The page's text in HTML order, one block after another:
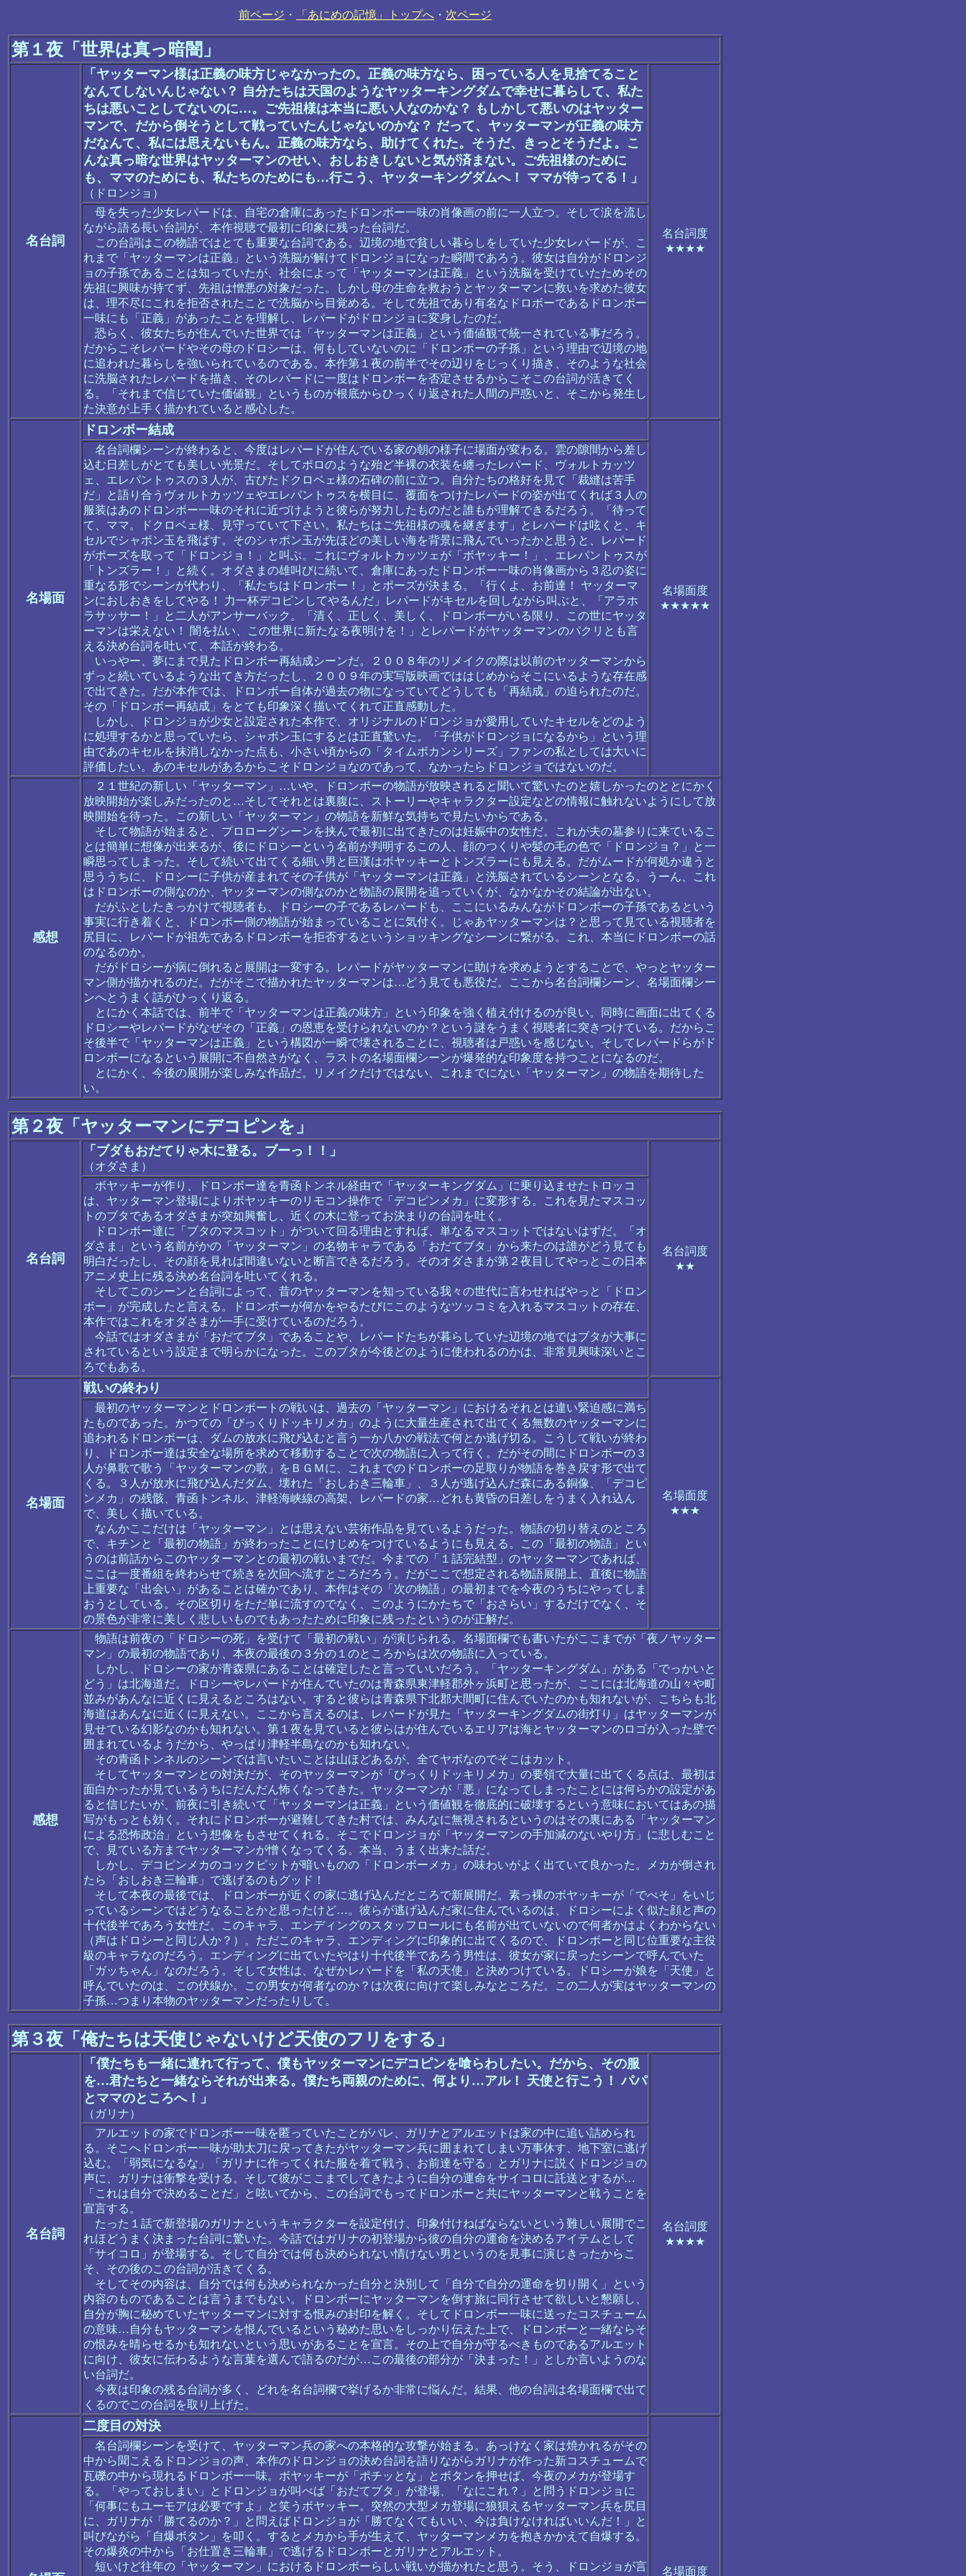
前ページ ・ 「あにめの記憶」トップへ ・ 次ページ
第１夜「世界は真っ暗闇」
名台詞
「ヤッターマン様は正義の味方じゃなかったの。正義の味方なら、困っている人を見捨てること
なんてしないんじゃない？ 自分たちは天国のようなヤッターキングダムで幸せに暮らして、私た
ちは悪いことしてないのに…。ご先祖様は本当に悪い人なのかな？ もしかして悪いのはヤッター
マンで、だから倒そうとして戦っていたんじゃないのかな？ だって、ヤッターマンが正義の味方
だなんて、私には思えないもん。正義の味方なら、助けてくれた。そうだ、きっとそうだよ。こ
んな真っ暗な世界はヤッターマンのせい、おしおきしないと気が済まない。ご先祖様のために
も、ママのためにも、私たちのためにも…行こう、ヤッターキングダムへ！ ママが待ってる！」
（ドロンジョ）
名台詞度
★★★★
母を失った少女レパードは、自宅の倉庫にあったドロンボー一味の肖像画の前に一人立つ。そして涙を流し
ながら語る長い台詞が、本作視聴で最初に印象に残った台詞だ。
この台詞はこの物語ではとても重要な台詞である。辺境の地で貧しい暮らしをしていた少女レパードが、こ
れまで「ヤッターマンは正義」という洗脳が解けてドロンジョになった瞬間であろう。彼女は自分がドロンジ
ョの子孫であることは知っていたが、社会によって「ヤッターマンは正義」という洗脳を受けていたためその
先祖に興味が持てず、先祖は憎悪の対象だった。しかし母の生命を救おうとヤッターマンに救いを求めた彼女
は、理不尽にこれを拒否されたことで洗脳から目覚める。そして先祖であり有名なドロボーであるドロンボー
一味にも「正義」があったことを理解し、レパードがドロンジョに変身したのだ。
恐らく、彼女たちが住んでいた世界では「ヤッターマンは正義」という価値観で統一されている事だろう。
だからこそレパードやその母のドロシーは、何もしていないのに「ドロンボーの子孫」という理由で辺境の地
に追われた暮らしを強いられているのである。本作第１夜の前半でその辺りをじっくり描き、そのような社会
に洗脳されたレパードを描き、そのレパードに一度はドロンボーを否定させるからこそこの台詞が活きてく
る。「それまで信じていた価値観」というものが根底からひっくり返された人間の戸惑いと、そこから発生し
た決意が上手く描かれていると感心した。
名場面
ドロンボー結成
名場面度
★★★★★
名台詞欄シーンが終わると、今度はレパードが住んでいる家の朝の様子に場面が変わる。雲の隙間から差し
込む日差しがとても美しい光景だ。そしてポロのような殆ど半裸の衣装を纏ったレパード、ヴォルトカッツ
ェ、エレパントゥスの３人が、古びたドクロベェ様の石碑の前に立つ。自分たちの格好を見て「裁縫は苦手
だ」と語り合うヴォルトカッツェやエレパントゥスを横目に、覆面をつけたレパードの姿が出てくれば３人の
服装はあのドロンボー一味のそれに近づけようと彼らが努力したものだと誰もが理解できるだろう。「待って
て、ママ。ドクロベェ様、見守っていて下さい。私たちはご先祖様の魂を継ぎます」とレパードは呟くと、キ
セルでシャボン玉を飛ばす。そのシャボン玉が先ほどの美しい海を背景に飛んでいったかと思うと、レパード
がポーズを取って「ドロンジョ！」と叫ぶ。これにヴォルトカッツェが「ボヤッキー！」、エレパントゥスが
「トンズラー！」と続く。オダさまの雄叫びに続いて、倉庫にあったドロンボー一味の肖像画から３忍の姿に
重なる形でシーンが代わり、「私たちはドロンボー！」とポーズが決まる。「行くよ、お前達！ ヤッターマ
ンにおしおきをしてやる！ 力一杯デコピンしてやるんだ」レパードがキセルを回しながら叫ぶと、「アラホ
ラサッサー！」と二人がアンサーバック。「清く、正しく、美しく、ドロンボーがいる限り、この世にヤッタ
ーマンは栄えない！ 闇を払い、この世界に新たなる夜明けを！」とレパードがヤッターマンのパクリとも言
える決め台詞を吐いて、本話が終わる。
いっやー、夢にまで見たドロンボー再結成シーンだ。２００８年のリメイクの際は以前のヤッターマンから
ずっと続いているような出てき方だったし、２００９年の実写版映画でははじめからそこにいるような存在感
で出てきた。だが本作では、ドロンボー自体が過去の物になっていてどうしても「再結成」の迫られたのだ。
その「ドロンボー再結成」をとても印象深く描いてくれて正直感動した。
しかし、ドロンジョが少女と設定された本作で、オリジナルのドロンジョが愛用していたキセルをどのよう
に処理するかと思っていたら、シャボン玉にするとは正直驚いた。「子供がドロンジョになるから」という理
由であのキセルを抹消しなかった点も、小さい頃からの「タイムボカンシリーズ」ファンの私としては大いに
評価したい。あのキセルがあるからこそドロンジョなのであって、なかったらドロンジョではないのだ。
感想
２１世紀の新しい「ヤッターマン」…いや、ドロンボーの物語が放映されると聞いて驚いたのと嬉しかったのととにかく
放映開始が楽しみだったのと…そしてそれとは裏腹に、ストーリーやキャラクター設定などの情報に触れないようにして放
映開始を待った。この新しい「ヤッターマン」の物語を新鮮な気持ちで見たいからである。
そして物語が始まると、プロローグシーンを挟んで最初に出てきたのは妊娠中の女性だ。これが夫の墓参りに来ているこ
とは簡単に想像が出来るが、後にドロシーという名前が判明するこの人、顔のつくりや髪の毛の色で「ドロンジョ？」と一
瞬思ってしまった。そして続いて出てくる細い男と巨漢はボヤッキーとトンズラーにも見える。だがムードが何処か違うと
思ううちに、ドロシーに子供が産まれてその子供が「ヤッターマンは正義」と洗脳されているシーンとなる。うーん、これ
はドロンボーの側なのか、ヤッターマンの側なのかと物語の展開を追っていくが、なかなかその結論が出ない。
だがふとしたきっかけで視聴者も、ドロシーの子であるレパードも、ここにいるみんながドロンボーの子孫であるという
事実に行き着くと、ドロンボー側の物語が始まっていることに気付く。じゃあヤッターマンは？と思って見ている視聴者を
尻目に、レパードが祖先であるドロンボーを拒否するというショッキングなシーンに繋がる。これ、本当にドロンボーの話
のなるのか。
だがドロシーが病に倒れると展開は一変する。レパードがヤッターマンに助けを求めようとすることで、やっとヤッター
マン側が描かれるのだ。だがそこで描かれたヤッターマンは…どう見ても悪役だ。ここから名台詞欄シーン、名場面欄シー
ンへとうまく話がひっくり返る。
とにかく本話では、前半で「ヤッターマンは正義の味方」という印象を強く植え付けるのが良い。同時に画面に出てくる
ドロシーやレパードがなぜその「正義」の恩恵を受けられないのか？という謎をうまく視聴者に突きつけている。だからこ
そ後半で「ヤッターマンは正義」という構図が一瞬で壊されることに、視聴者は戸惑いを感じない。そしてレパードらがド
ロンボーになるという展開に不自然さがなく、ラストの名場面欄シーンが爆発的な印象度を持つことになるのだ。
とにかく、今後の展開が楽しみな作品だ。リメイクだけではない、これまでにない「ヤッターマン」の物語を期待した
い。
第２夜「ヤッターマンにデコピンを」
名台詞
「ブダもおだてりゃ木に登る。ブーっ！！」
（オダさま）
名台詞度
★★
ボヤッキーが作り、ドロンボー達を青函トンネル経由で「ヤッターキングダム」に乗り込ませたトロッコ
は、ヤッターマン登場によりボヤッキーのリモコン操作で「デコピンメカ」に変形する。これを見たマスコッ
トのブタであるオダさまが突如興奮し、近くの木に登ってお決まりの台詞を吐く。
ドロンボー達に「ブタのマスコット」がついて回る理由とすれば、単なるマスコットではないはずだ。「オ
ダさま」という名前がかの「ヤッターマン」の名物キャラである「おだてブタ」から来たのは誰がどう見ても
明白だったし、その顔を見れば間違いないと断言できるだろう。そのオダさまが第２夜目してやっとこの日本
アニメ史上に残る決め名台詞を吐いてくれる。
そしてこのシーンと台詞によって、昔のヤッターマンを知っている我々の世代に言わせればやっと「ドロン
ボー」が完成したと言える。ドロンボーが何かをやるたびにこのようなツッコミを入れるマスコットの存在、
本作ではこれをオダさまが一手に受けているのだろう。
今話ではオダさまが「おだてブタ」であることや、レパードたちが暮らしていた辺境の地ではブタが大事に
されているという設定まで明らかになった。このブタが今後どのように使われるのかは、非常見興味深いとこ
ろでもある。
名場面
戦いの終わり
名場面度
★★★
最初のヤッターマンとドロンボートの戦いは、過去の「ヤッターマン」におけるそれとは違い緊迫感に満ち
たものであった。かつての「びっくりドッキリメカ」のように大量生産されて出てくる無数のヤッターマンに
追われるドロンボーは、ダムの放水に飛び込むと言う一か八かの戦法で何とか逃げ切る。こうして戦いが終わ
り、ドロンボー達は安全な場所を求めて移動することで次の物語に入って行く。だがその間にドロンボーの３
人が鼻歌で歌う「ヤッターマンの歌」をＢＧＭに、これまでのドロンボーの足取りが物語を巻き戻す形で出て
くる。３人が放水に飛び込んだダム、壊れた「おしおき三輪車」、３人が逃げ込んだ森にある銅像、「デコピ
ンメカ」の残骸、青函トンネル、津軽海峡線の高架、レパードの家…どれも黄昏の日差しをうまく入れ込ん
で、美しく描いている。
なんかここだけは「ヤッターマン」とは思えない芸術作品を見ているようだった。物語の切り替えのところ
で、キチンと「最初の物語」が終わったことにけじめをつけているようにも見える。この「最初の物語」とい
うのは前話からこのヤッターマンとの最初の戦いまでだ。今までの「１話完結型」のヤッターマンであれば、
ここは一度番組を終わらせて続きを次回へ流すところだろう。だがここで想定される物語展開上、直後に物語
上重要な「出会い」があることは確かであり、本作はその「次の物語」の最初までを今夜のうちにやってしま
おうとしている。その区切りをただ単に流すのでなく、このようにかたちで「おさらい」するだけでなく、そ
の景色が非常に美しく悲しいものでもあったために印象に残ったというのが正解だ。
感想
物語は前夜の「ドロシーの死」を受けて「最初の戦い」が演じられる。名場面欄でも書いたがここまでが「夜ノヤッター
マン」の最初の物語であり、本夜の最後の３分の１のところからは次の物語に入っている。
しかし、ドロシーの家が青森県にあることは確定したと言っていいだろう。「ヤッターキングダム」がある「でっかいと
どう」は北海道だ。ドロシーやレパードが住んでいたのは青森県東津軽郡外ヶ浜町と思ったが、ここには北海道の山々や町
並みがあんなに近くに見えるところはない。すると彼らは青森県下北郡大間町に住んでいたのかも知れないが、こちらも北
海道はあんなに近くに見えない。ここから言えるのは、レパードが見た「ヤッターキングダムの街灯り」はヤッターマンが
見せている幻影なのかも知れない。第１夜を見ていると彼らはが住んでいるエリアは海とヤッターマンのロゴが入った壁で
囲まれているようだから、やっぱり津軽半島なのかも知れない。
その青函トンネルのシーンでは言いたいことは山ほどあるが、全てヤボなのでそこはカット。
そしてヤッターマンとの対決だが、そのヤッターマンが「びっくりドッキリメカ」の要領で大量に出てくる点は、最初は
面白かったが見ているうちにだんだん怖くなってきた。ヤッターマンが「悪」になってしまったことには何らかの設定があ
ると信じたいが、前夜に引き続いて「ヤッターマンは正義」という価値観を徹底的に破壊するという意味においてはあの描
写がもっとも効く。それにドロンボーが避難してきた村では、みんなに無視されるというのはその裏にある「ヤッターマン
による恐怖政治」という想像をもさせてくれる。そこでドロンジョが「ヤッターマンの手加減のないやり方」に悲しむこと
で、見ている方までヤッターマンが憎くなってくる。本当、うまく出来た話だ。
しかし、デコピンメカのコックピットが暗いものの「ドロンボーメカ」の味わいがよく出ていて良かった。メカが倒され
たら「おしおき三輪車」で逃げるのもグッド！
そして本夜の最後では、ドロンボーが近くの家に逃げ込んだところで新展開だ。素っ裸のボヤッキーが「でべそ」をいじ
っているシーンではどうなることかと思ったけど…。彼らが逃げ込んだ家に住んでいるのは、ドロシーによく似た顔と声の
十代後半であろう女性だ。このキャラ、エンディングのスタッフロールにも名前が出ていないので何者かはよくわからない
（声はドロシーと同じ人か？）。ただこのキャラ、エンディングに印象的に出てくるので、ドロンボーと同じ位重要な主役
級のキャラなのだろう。エンディングに出ていたやはり十代後半であろう男性は、彼女が家に戻ったシーンで呼んでいた
「ガッちゃん」なのだろう。そして女性は、なぜかレパードを「私の天使」と決めつけている。ドロシーが娘を「天使」と
呼んでいたのは、この伏線か。この男女が何者なのか？は次夜に向けて楽しみなところだ。この二人が実はヤッターマンの
子孫…つまり本物のヤッターマンだったりして。
第３夜「俺たちは天使じゃないけど天使のフリをする」
名台詞
「僕たちも一緒に連れて行って、僕もヤッターマンにデコピンを喰らわしたい。だから、その服
を…君たちと一緒ならそれが出来る。僕たち両親のために、何より…アル！ 天使と行こう！ パパ
とママのところへ！」
（ガリナ）
名台詞度
★★★★
アルエットの家でドロンボー一味を匿っていたことがバレ、ガリナとアルエットは家の中に追い詰められ
る。そこへドロンボー一味が助太刀に戻ってきたがヤッターマン兵に囲まれてしまい万事休す、地下室に逃げ
込む。「弱気になるな」「ガリナに作ってくれた服を着て戦う、お前達を守る」とガリナに説くドロンジョの
声に、ガリナは衝撃を受ける。そして彼がここまでしてきたように自分の運命をサイコロに託送とするが…
「これは自分で決めることだ」と呟いてから、この台詞でもってドロンボーと共にヤッターマンと戦うことを
宣言する。
たった１話で新登場のガリナというキャラクターを設定付け、印象付けねばならないという難しい展開でこ
れほどうまく決まった台詞に驚いた。今話ではガリナの初登場から彼の自分の運命を決めるアイテムとして
「サイコロ」が登場する。そして自分では何も決められない情けない男というのを見事に演じきったからこ
そ、その後のこの台詞が活きてくる。
そしてその内容は、自分では何も決められなかった自分と決別して「自分で自分の運命を切り開く」という
内容のものであることは言うまでもない。ドロンボーにヤッターマンを倒す旅に同行させて欲しいと懇願し、
自分が胸に秘めていたヤッターマンに対する恨みの封印を解く。そしてドロンボー一味に送ったコスチューム
の意味…自分もヤッターマンを恨んでいるという秘めた思いをしっかり伝えた上で、ドロンボーと一緒ならそ
の恨みを晴らせるかも知れないという思いがあることを宣言。その上で自分が守るべきものであるアルエット
に向け、彼女に伝わるような言葉を選んで語るのだが…この最後の部分が「決まった！」としか言いようのな
い台詞だ。
今夜は印象の残る台詞が多く、どれを名台詞欄で挙げるか非常に悩んだ。結果、他の台詞は名場面欄で出て
くるのでこの台詞を取り上げた。
二度目の対決
名場面度
名台詞欄シーンを受けて、ヤッターマン兵の家への本格的な攻撃が始まる。あっけなく家は焼かれるがその
中から聞こえるドロンジョの声、本作のドロンジョの決め台詞を語りながらガリナが作った新コスチュームで
瓦礫の中から現れるドロンボー一味。ボヤッキーが「ポチッとな」とボタンを押せば、今夜のメカが登場す
る。「やっておしまい」とドロンジョが叫べば「おだてブタ」が登場、「なにこれ？」と問うドロンジョに
「何事にもユーモアは必要ですよ」と笑うボヤッキー。突然の大型メカ登場に狼狽えるヤッターマン兵を尻目
に、ガリナが「勝てるのか？」と問えばドロンジョが「勝てなくてもいい、今は負けなければいいんだ！」と
叫びながら「自爆ボタン」を叩く。するとメカから手が生えて、ヤッターマンメカを抱きかかえて自爆する。
その爆炎の中から「お仕置き三輪車」で逃げるドロンボーとガリナとアルエット。
短いけど往年の「ヤッターマン」におけるドロンボーらしい戦いが描かれたと思う。そう、ドロンジョが言